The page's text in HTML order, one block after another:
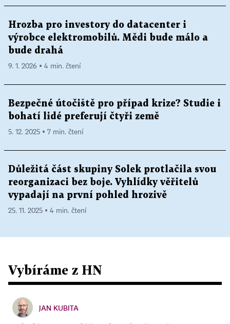
Hrozba pro investory do datacenter i
výrobce elektromobilů. Mědi bude málo a
bude drahá
9. 1. 2026 ▪ 4 min. čtení
Bezpečné útočiště pro případ krize? Studie i
bohatí lidé preferují čtyři země
5. 12. 2025 ▪ 7 min. čtení
Důležitá část skupiny Solek protlačila svou
reorganizaci bez boje. Vyhlídky věřitelů
vypadají na první pohled hrozivě
25. 11. 2025 ▪ 4 min. čtení
Vybíráme z HN
JAN KUBITA